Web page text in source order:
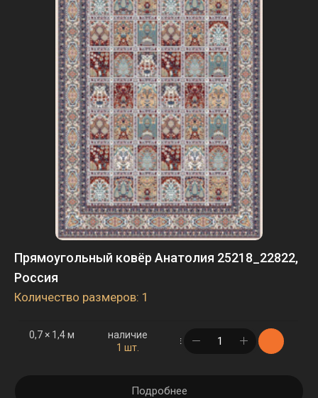
Прямоугольный ковёр Анатолия 25218_22822,
Россия
Количество размеров: 1
0,7 × 1,4 м
наличие
1 шт.
в корзине
Подробнее